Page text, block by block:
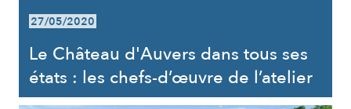
27/05/2020
Le Château d'Auvers dans tous ses
états : les chefs-d’œuvre de l’atelier